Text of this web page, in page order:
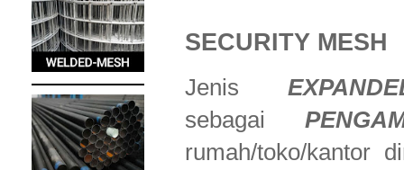
SECURITY MESH
Jenis
sebagai
rumah/toko/kantor